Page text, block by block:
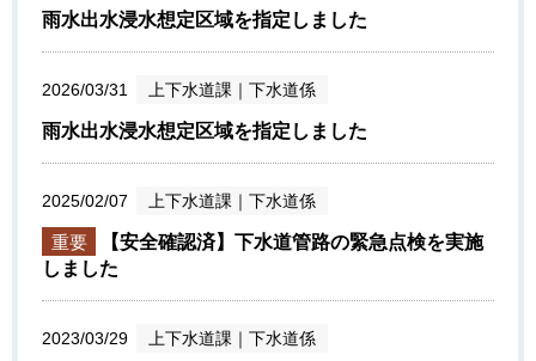
雨水出水浸水想定区域を指定しました
2026/03/31 上下水道課 ｜ 下水道係
雨水出水浸水想定区域を指定しました
2025/02/07 上下水道課 ｜ 下水道係
重要
【安全確認済】下水道管路の緊急点検を実施
しました
2023/03/29 上下水道課 ｜ 下水道係